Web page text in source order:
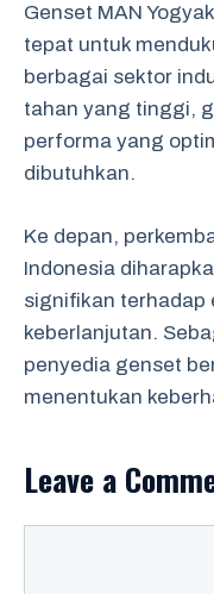
Genset MAN
tepat untuk
berbagai sektor
tahan yang tinggi,
performa yang
dibutuhkan.
Ke depan,
Indonesia
signifikan terhadap
keberlanjutan.
penyedia genset
menentukan
Leave a